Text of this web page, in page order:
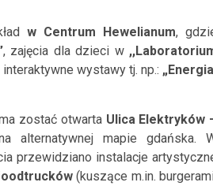
w Centrum Hewelianum,
, zajęcia dla dzieci w
interaktywne wystawy tj. np.:
zostać otwarta Ulica Elektryków
alternatywnej mapie gdańska.
przewidziano instalacje
(kuszące m.in.